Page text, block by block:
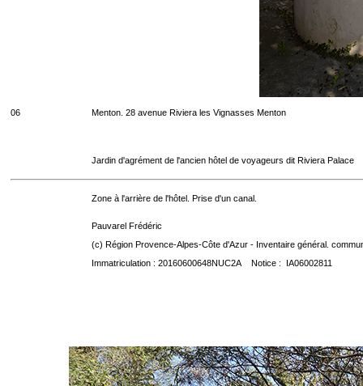
06 Menton. 28 avenue Riviera les Vignasses Menton
Jardin d'agrément de l'ancien hôtel de voyageurs dit Riviera Palace
Zone à l'arrière de l'hôtel. Prise d'un canal.
Pauvarel Frédéric
(c) Région Provence-Alpes-Côte d'Azur - Inventaire général.
Immatriculation : 20160600648NUC2A Notice : IA06002811